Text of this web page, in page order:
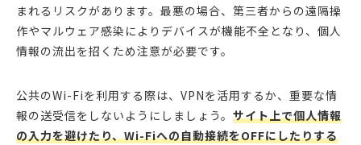
まれるリスクがあります。最悪の場合、第三者からの遠隔操
作やマルウェア感染によりデバイスが機能不全となり、個人
情報の流出を招くため注意が必要です。
公共のWi-Fiを利用する際は、VPNを活用するか、重要な情
報の送受信をしないようにしましょう。 サイト上で個人情報
の入力を避けたり、Wi-Fiへの自動接続をOFFにしたりする